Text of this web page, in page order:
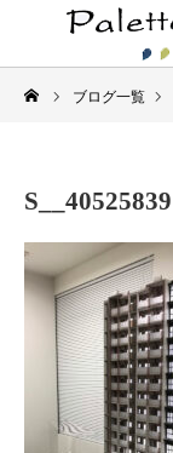
ブログ一覧
S__40525839